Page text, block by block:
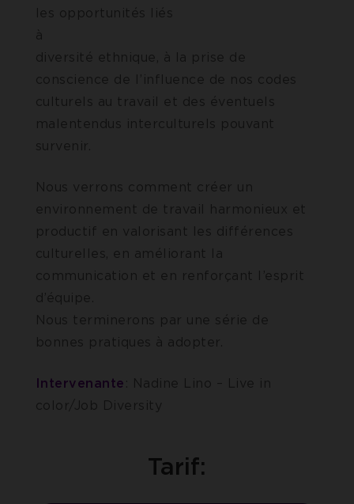
les opportunités liés
à
diversité ethnique, à la prise de
conscience de l’influence de nos codes
culturels au travail et des éventuels
malentendus interculturels pouvant
survenir.
Nous verrons comment créer un
environnement de travail harmonieux et
productif en valorisant les différences
culturelles, en améliorant la
communication et en renforçant l’esprit
Nous terminerons par une série de
bonnes pratiques à adopter.
Intervenante : Nadine Lino – Live in
color/Job Diversity
Tarif: